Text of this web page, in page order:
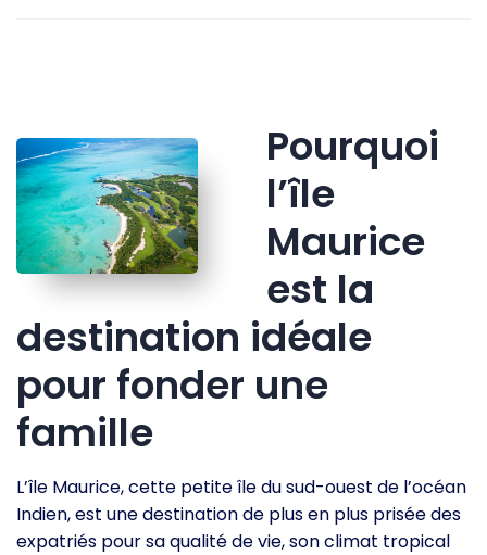
Pourquoi
l’île
Maurice
est la
destination idéale
pour fonder une
famille
L’île Maurice, cette petite île du sud-ouest de l’océan
Indien, est une destination de plus en plus prisée des
expatriés pour sa qualité de vie, son climat tropical